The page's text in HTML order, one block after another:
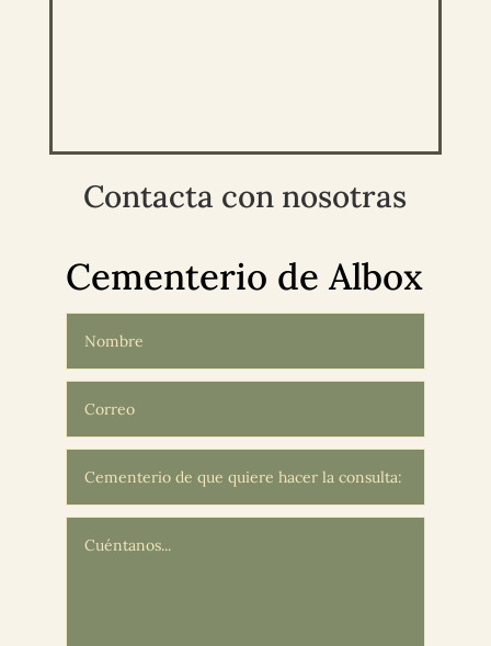
Contacta con nosotras
Cementerio de Albox